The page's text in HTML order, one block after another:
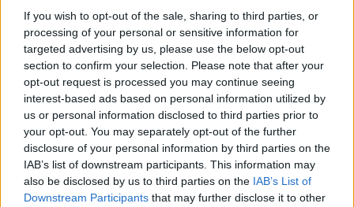
If you wish to opt-out of the sale, sharing to third parties, or
processing of your personal or sensitive information for
targeted advertising by us, please use the below opt-out
section to confirm your selection. Please note that after your
opt-out request is processed you may continue seeing
interest-based ads based on personal information utilized by
us or personal information disclosed to third parties prior to
your opt-out. You may separately opt-out of the further
disclosure of your personal information by third parties on the
IAB’s list of downstream participants. This information may
also be disclosed by us to third parties on the IAB’s List of
Downstream Participants that may further disclose it to other
del balonmano regional y nacional y ha sido una de
las grandes señas de identidad del Club Balonmano
San José Obrero a lo largo de sus 50 años de
historia. El Torneo 24 Horas de Balonmano es uno
de los más singulares que se celebran en España y
la de este año será una edición bastante especial
torneo alcanza su edición número cincuenta, medio
siglo de historia para uno de los eventos más
emblemáticos del barrio de Titerroy.